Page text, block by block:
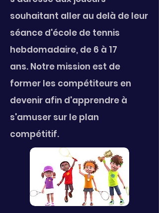
souhaitant aller au delà de leur
séance d'école de tennis
hebdomadaire, de 6 à 17
ans. Notre mission est de
former les compétiteurs en
devenir afin d'apprendre à
s'amuser sur le plan
compétitif.